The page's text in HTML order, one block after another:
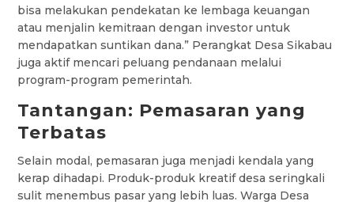
bisa melakukan pendekatan ke lembaga keuangan
atau menjalin kemitraan dengan investor untuk
mendapatkan suntikan dana.” Perangkat Desa Sikabau
juga aktif mencari peluang pendanaan melalui
program-program pemerintah.
Tantangan: Pemasaran yang
Terbatas
Selain modal, pemasaran juga menjadi kendala yang
kerap dihadapi. Produk-produk kreatif desa seringkali
sulit menembus pasar yang lebih luas. Warga Desa